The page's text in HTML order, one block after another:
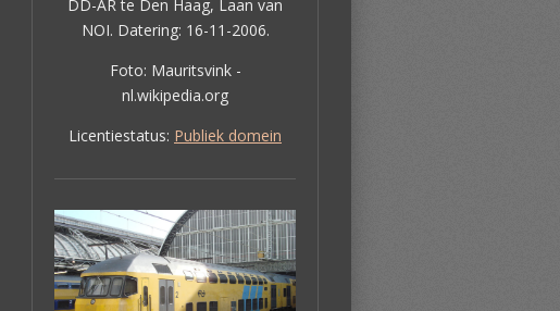
DD-AR te Den Haag, Laan van
NOI. Datering: 16-11-2006.
Foto: Mauritsvink -
nl.wikipedia.org
Licentiestatus: Publiek domein